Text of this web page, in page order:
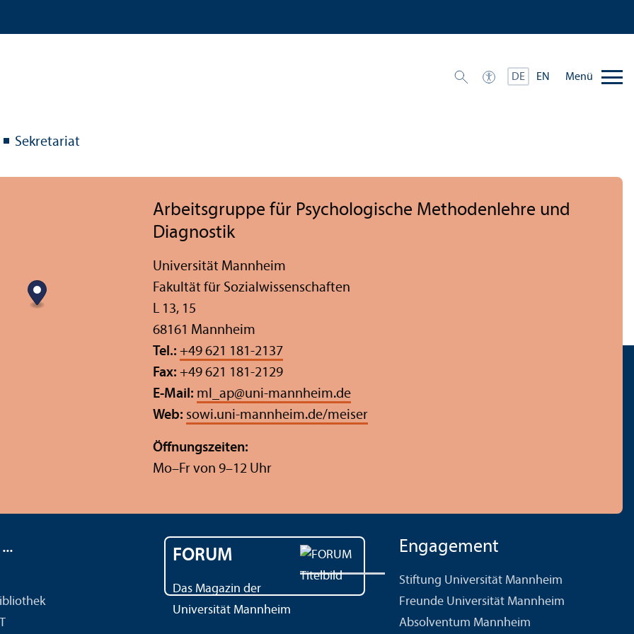
DE EN Menü
Sekretariat
Arbeits­gruppe für Psychologische Methodenlehre und
Diagnostik
Universität Mannheim
Fakultät für Sozial­wissenschaften
L 13, 15
68161 Mannheim
Tel.: +49 621 181-2137
Fax: +49 621 181-2129
E-Mail: ml_ap@uni-mannheim.de
Web: sowi.uni-mannheim.de/meiser
Öffnungs­zeiten:
Mo–Fr von 9–12 Uhr
FORUM
Das Magazin der
Universität Mannheim
Engagement
Stiftung Universität Mannheim
Freunde Universität Mannheim
Absolventum Mannheim